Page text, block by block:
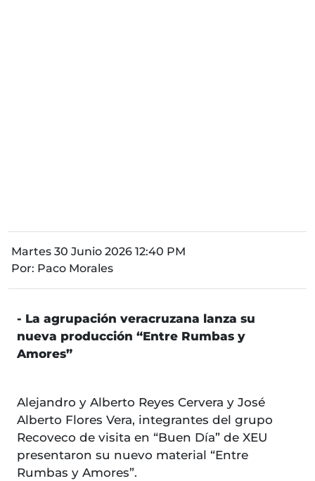
Martes 30 Junio 2026 12:40 PM
Por: Paco Morales
- La agrupación veracruzana lanza su
nueva producción “Entre Rumbas y
Amores”
Alejandro y Alberto Reyes Cervera y José
Alberto Flores Vera, integrantes del grupo
Recoveco de visita en “Buen Día” de XEU
presentaron su nuevo material “Entre
Rumbas y Amores”.